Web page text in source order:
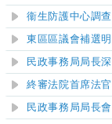
衞生防護中心調
東區區議會補選
民政事務局局長
終審法院首席法
民政事務局局長